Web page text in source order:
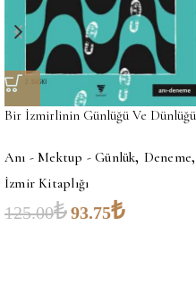
Bir İzmirlinin Günlüğü Ve Dünlüğü
Anı - Mektup - Günlük, Deneme,
İzmir Kitaplığı
125.00₺93.75₺